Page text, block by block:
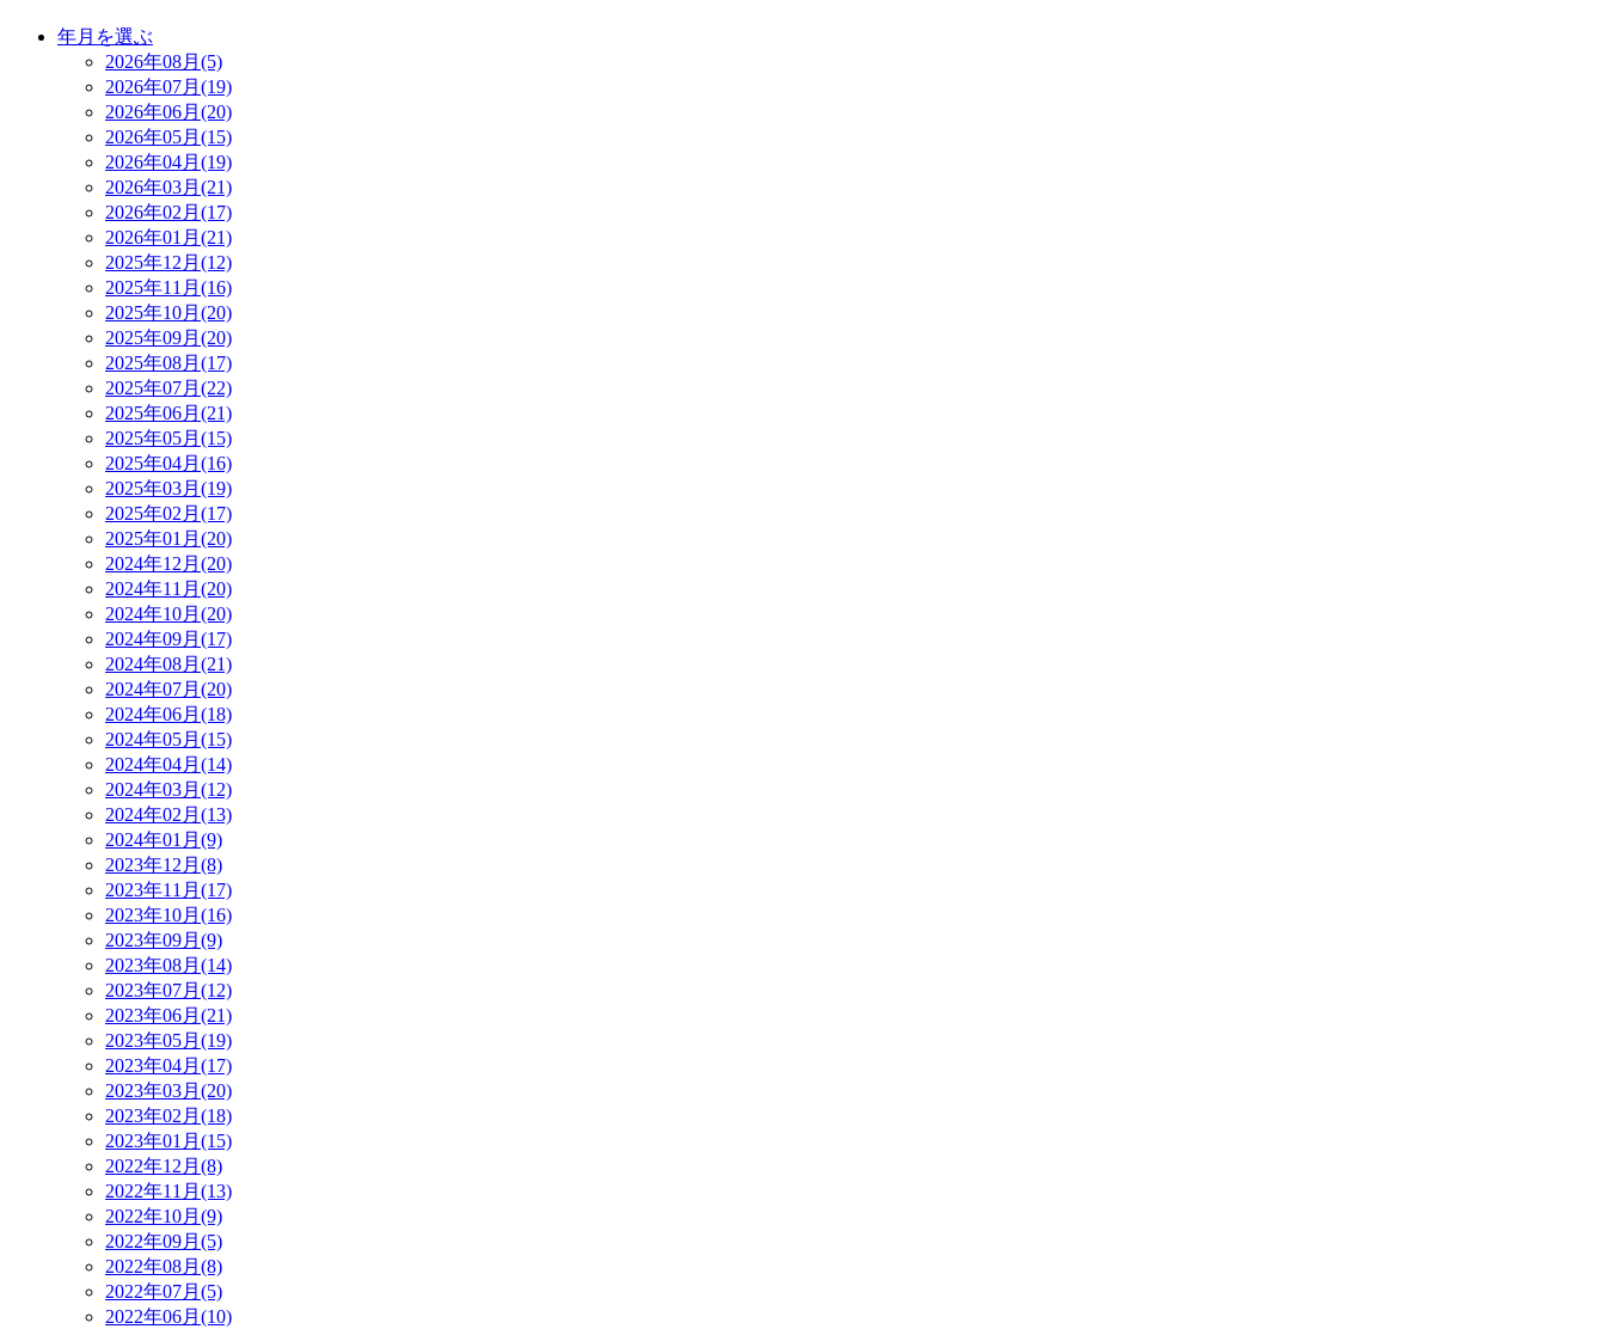
年月を選ぶ
2026年08月(5)
2026年07月(19)
2026年06月(20)
2026年05月(15)
2026年04月(19)
2026年03月(21)
2026年02月(17)
2026年01月(21)
2025年12月(12)
2025年11月(16)
2025年10月(20)
2025年09月(20)
2025年08月(17)
2025年07月(22)
2025年06月(21)
2025年05月(15)
2025年04月(16)
2025年03月(19)
2025年02月(17)
2025年01月(20)
2024年12月(20)
2024年11月(20)
2024年10月(20)
2024年09月(17)
2024年08月(21)
2024年07月(20)
2024年06月(18)
2024年05月(15)
2024年04月(14)
2024年03月(12)
2024年02月(13)
2024年01月(9)
2023年12月(8)
2023年11月(17)
2023年10月(16)
2023年09月(9)
2023年08月(14)
2023年07月(12)
2023年06月(21)
2023年05月(19)
2023年04月(17)
2023年03月(20)
2023年02月(18)
2023年01月(15)
2022年12月(8)
2022年11月(13)
2022年10月(9)
2022年09月(5)
2022年08月(8)
2022年07月(5)
2022年06月(10)